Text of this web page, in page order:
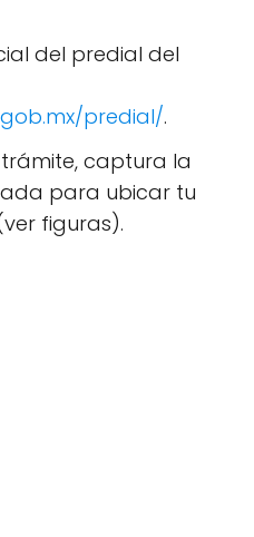
del predial del
predial/.
captura la
para ubicar tu
figuras).